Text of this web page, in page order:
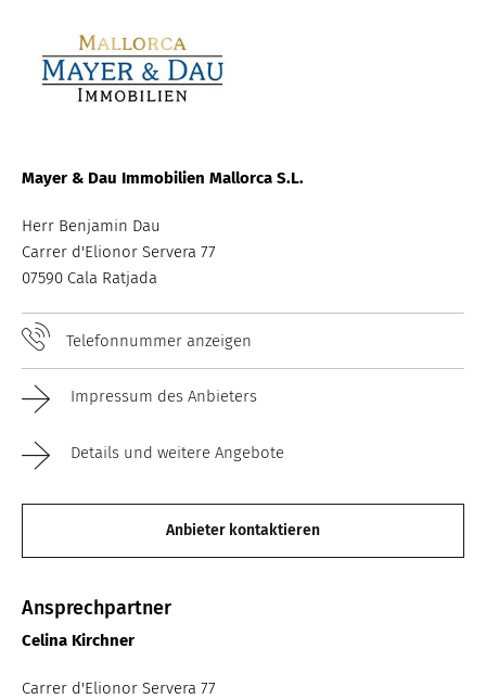
Mayer & Dau Immobilien Mallorca S.L.
Herr Benjamin Dau
Carrer d'Elionor Servera 77
07590 Cala Ratjada
Telefonnummer anzeigen
Impressum des Anbieters
Details und weitere Angebote
Anbieter kontaktieren
Ansprechpartner
Celina Kirchner
Carrer d'Elionor Servera 77